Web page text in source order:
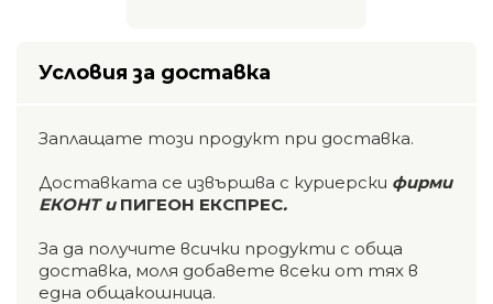
Условия за доставка
Заплащате този продукт при доставка.
Доставката се извършва с куриерски фирми
ЕКОНТ и ПИГЕОН ЕКСПРЕС.
За да получите всички продукти с обща
доставка, моля добавете всеки от тях в
една общакошница.